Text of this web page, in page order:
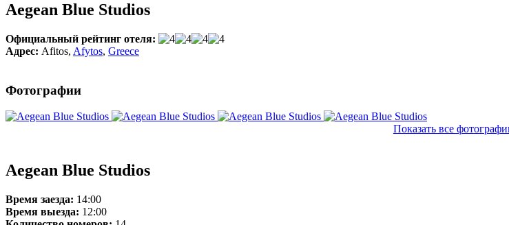
Aegean Blue Studios
Официальный рейтинг отеля:
Адрес: Afitos, Afytos, Greece
Фотографии
Показать все
Aegean Blue Studios
Время заезда: 14:00
Время выезда: 12:00